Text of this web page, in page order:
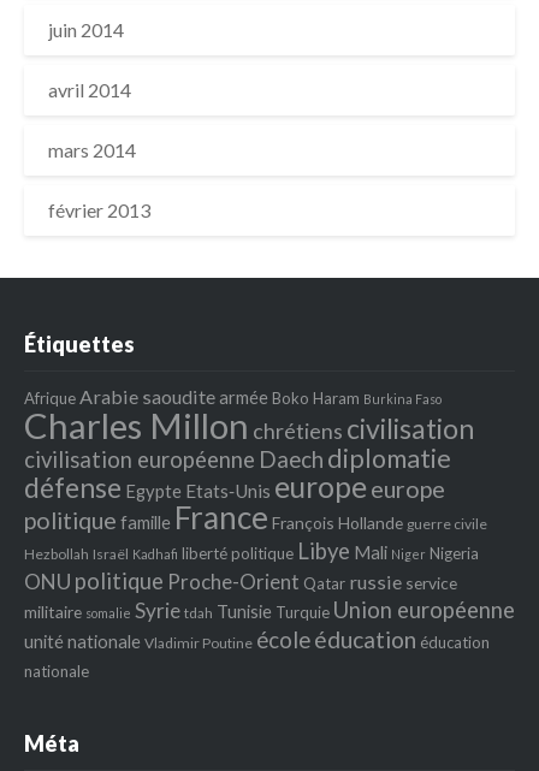
juin 2014
avril 2014
mars 2014
février 2013
Étiquettes
AfriqueArabie saoudite armée Boko Haram Burkina Faso
Charles Millon chrétiens civilisation
civilisation européenne Daech diplomatie
défense Egypte Etats‐Unis europeeurope
politique famille France François Hollande guerre civile
Hezbollah Israël Kadhafi liberté politique Libye Mali Niger Nigeria
ONU politique Proche-Orient Qatar russie service
militaire somalie Syrie tdah Tunisie Turquie Union européenne
unité nationale Vladimir Poutine écoleéducation éducation
nationale
Méta